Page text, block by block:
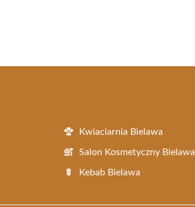
Kwiaciarnia Bielawa
Salon Kosmetyczny Bielawa
Kebab Bielawa